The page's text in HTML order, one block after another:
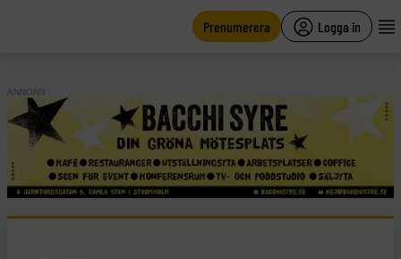
Prenumerera Logga in
ANNONS